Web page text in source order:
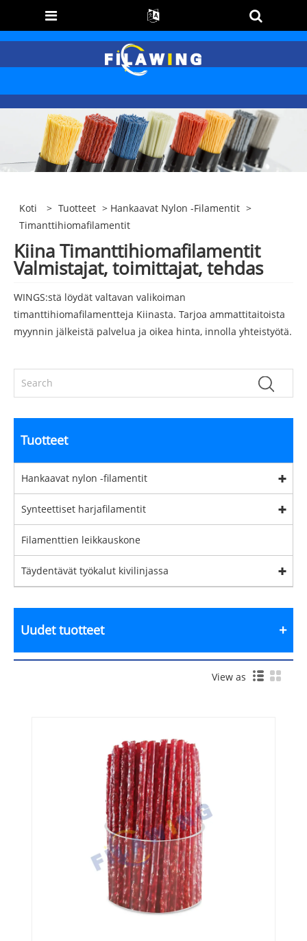
Koti > Tuotteet > Hankaavat Nylon -filamentit >
Timanttihiomafilamentit
Kiina Timanttihiomafilamentit
Valmistajat, toimittajat, tehdas
WINGS:stä löydät valtavan valikoiman
timanttihiomafilamentteja Kiinasta. Tarjoa ammattitaitoista
myynnin jälkeistä palvelua ja oikea hinta, innolla yhteistyötä.
Tuotteet
Hankaavat nylon -filamentit
Synteettiset harjafilamentit
Filamenttien leikkauskone
Täydentävät työkalut kivilinjassa
Uudet tuotteet
View as